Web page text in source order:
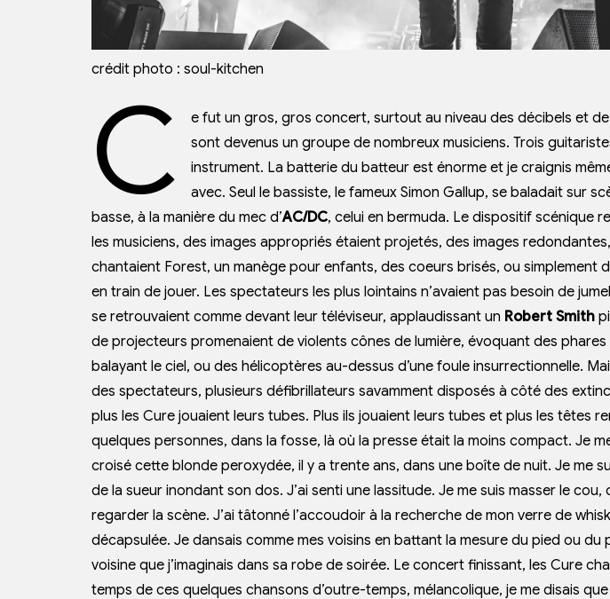
crédit photo : soul-kitchen
C
e fut un gros, gros concert, surtout au niveau des décibels et
sont devenus un groupe de nombreux musiciens. Trois
instrument. La batterie du batteur est énorme et je craignis
avec. Seul le bassiste, le fameux Simon Gallup, se baladait sur
basse, à la manière du mec d’AC/DC, celui en bermuda. Le dispositif scénique
les musiciens, des images appropriés étaient projetés, des images
chantaient Forest, un manège pour enfants, des coeurs brisés, ou simplement
en train de jouer. Les spectateurs les plus lointains n’avaient pas besoin de
se retrouvaient comme devant leur téléviseur, applaudissant un Robert Smith
de projecteurs promenaient de violents cônes de lumière, évoquant des phares
balayant le ciel, ou des hélicoptères au-dessus d’une foule insurrectionnelle.
des spectateurs, plusieurs défibrillateurs savamment disposés à côté des
plus les Cure jouaient leurs tubes. Plus ils jouaient leurs tubes et plus les têtes
quelques personnes, dans la fosse, là où la presse était la moins compact. Je
croisé cette blonde peroxydée, il y a trente ans, dans une boîte de nuit. Je me
de la sueur inondant son dos. J’ai senti une lassitude. Je me suis masser le
regarder la scène. J’ai tâtonné l’accoudoir à la recherche de mon verre de
décapsulée. Je dansais comme mes voisins en battant la mesure du pied ou du
voisine que j’imaginais dans sa robe de soirée. Le concert finissant, les Cure
temps de ces quelques chansons d’outre-temps, mélancolique, je me disais